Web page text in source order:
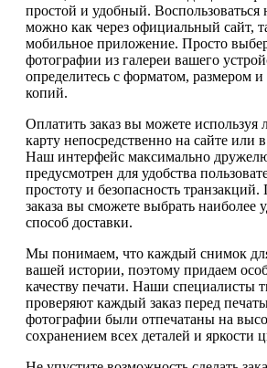
простой и удобный.
можно как через официальный сайт,
мобильное приложение. Просто
фотографии из галереи вашего
определитесь с форматом, размером и
копий.
Оплатить заказ вы можете
карту непосредственно на сайте или
Наш интерфейс максимально
предусмотрен для удобства
простоту и безопасность
заказа вы сможете выбрать наиболее
способ доставки.
Мы понимаем, что каждый снимок для
вашей истории, поэтому придаем
качеству печати. Наши специалисты
проверяют каждый заказ перед
фотографии были отпечатаны на
сохранением всех деталей и яркости